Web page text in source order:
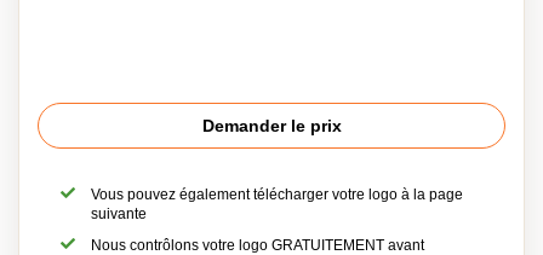
Demander le prix
Vous pouvez également télécharger votre logo à la page
suivante
Nous contrôlons votre logo GRATUITEMENT avant